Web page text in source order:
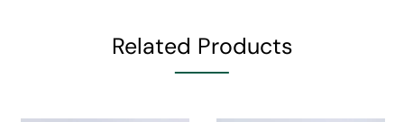
Related Products